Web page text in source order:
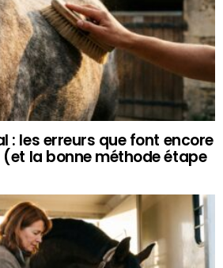
: les erreurs que font encore
la bonne méthode étape